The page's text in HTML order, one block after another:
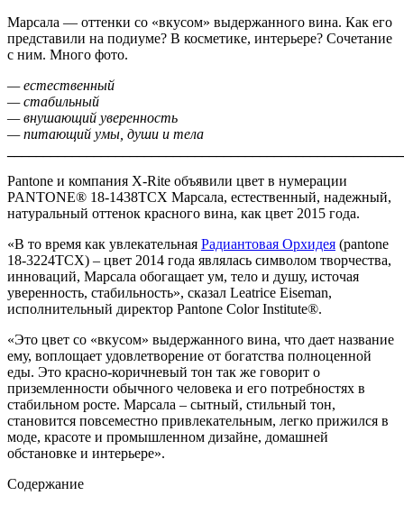
Марсала — оттенки со «вкусом» выдержанного вина. Как его
представили на подиуме? В косметике, интерьере? Сочетание
с ним. Много фото.
— естественный
— стабильный
— внушающий уверенность
— питающий умы, души и тела
Pantone и компания X-Rite объявили цвет в нумерации
PANTONE® 18-1438TCX Марсала, естественный, надежный,
натуральный оттенок красного вина, как цвет 2015 года.
«В то время как увлекательная Радиантовая Орхидея (pantone
18-3224TCX) – цвет 2014 года являлась символом творчества,
инноваций, Марсала обогащает ум, тело и душу, источая
уверенность, стабильность», сказал Leatrice Eiseman,
исполнительный директор Pantone Color Institute®.
«Это цвет со «вкусом» выдержанного вина, что дает название
ему, воплощает удовлетворение от богатства полноценной
еды. Это красно-коричневый тон так же говорит о
приземленности обычного человека и его потребностях в
стабильном росте. Марсала – сытный, стильный тон,
становится повсеместно привлекательным, легко прижился в
моде, красоте и промышленном дизайне, домашней
обстановке и интерьере».
Содержание